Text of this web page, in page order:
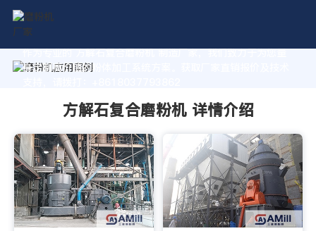
作为专业的 方解石复合磨粉机 制造厂家，我们致力于为您量
身定制高价值的粉体加工系统方案。获取厂家直销报价及技术
方解石复合磨粉机 详情介绍